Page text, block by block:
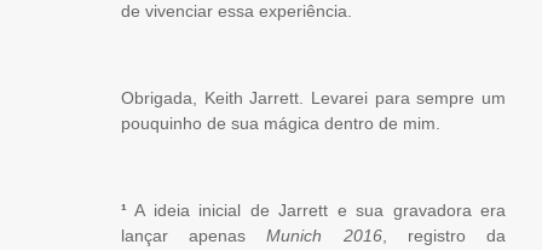
de vivenciar essa experiência.
Obrigada, Keith Jarrett. Levarei para sempre um
pouquinho de sua mágica dentro de mim.
¹ A ideia inicial de Jarrett e sua gravadora era
lançar apenasMunich 2016, registro da